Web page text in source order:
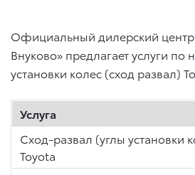
Официальный дилерский центр
Внуково» предлагает услуги по
установки колес (сход развал)
Услуга
Сход-развал (углы установки
Toyota